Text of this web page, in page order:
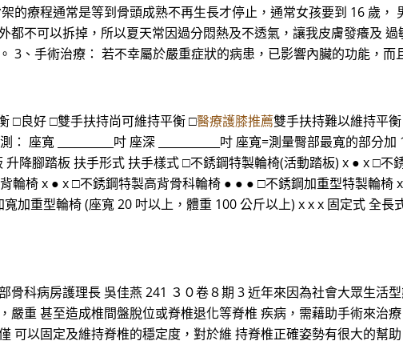
的療程通常是等到骨頭成熟不再生長才停止，通常女孩要到 16 歲，
都不可以拆掉，所以夏天常因過分悶熱及不透氣，讓我皮膚發癢及
3、手術治療： 若不幸屬於嚴重症狀的病患，已影響內臟的功能，而
□良好 □雙手扶持尚可維持平衡 □醫療護膝推薦雙手扶持難以維持平
： 座寬 __________吋 座深 ___________吋 座寬=測量臀部最寬的部分
降腳踏板 扶手形式 扶手樣式 □不銹鋼特製輪椅(活動踏板) x ● x □
輪椅 x ● x □不銹鋼特製高背骨科輪椅 ● ● ● □不銹鋼加重型特製輪椅
加重型輪椅 (座寬 20 吋以上，體重 100 公斤以上) x x x 固定式 全
科病房護理長 吳佳燕 241 ３０卷８期 3 近年來因為社會大眾生活型
嚴重 甚至造成椎間盤脫位或脊椎退化等脊椎 疾病，需藉助手術來治
可以固定及維持脊椎的穩定度，對於維 持脊椎正確姿勢有很大的幫